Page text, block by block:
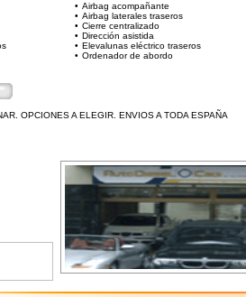
• Airbag acompañante
• Airbag laterales traseros
• Cierre centralizado
• Dirección asistida
• Elevalunas eléctrico traseros
• Ordenador de abordo
OPCIONES A ELEGIR. ENVIOS A TODA ESPAÑA